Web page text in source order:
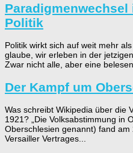
Politik
Politik wirkt sich auf weit mehr
glaube, wir erleben in der
Zwar nicht alle, aber eine
Der Kampf um
Was schreibt Wikipedia über die
1921? „Die Volksabstimmung in
Oberschlesien genannt) fand
Versailler Vertrages...